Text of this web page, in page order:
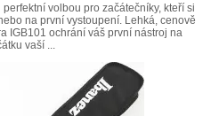
volbou pro začátečníky, kteří si
na první vystoupení. Lehká, cenově
IGB101 ochrání váš první nástroj na
vaší ...